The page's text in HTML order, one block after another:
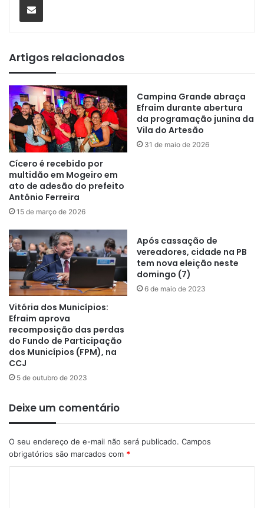
Artigos relacionados
Cícero é recebido por
multidão em Mogeiro em
ato de adesão do prefeito
Antônio Ferreira
15 de março de 2026
Campina Grande abraça
Efraim durante abertura
da programação junina da
Vila do Artesão
31 de maio de 2026
Vitória dos Municípios:
Efraim aprova
recomposição das perdas
do Fundo de Participação
dos Municípios (FPM), na
CCJ
5 de outubro de 2023
Após cassação de
vereadores, cidade na PB
tem nova eleição neste
domingo (7)
6 de maio de 2023
Deixe um comentário
O seu endereço de e-mail não será publicado. Campos
obrigatórios são marcados com *